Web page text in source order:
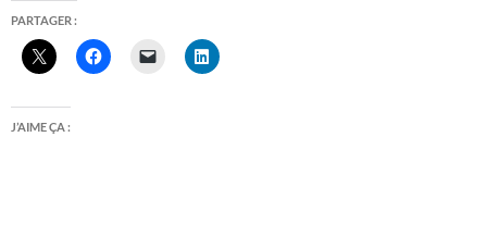
PARTAGER :
J’AIME ÇA :